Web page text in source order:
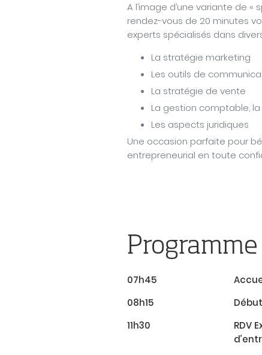
A l’image d’une variante de
rendez-vous de 20 minutes
experts spécialisés dans
La stratégie marketing
Les outils de
La stratégie de vente
La gestion comptable,
Les aspects juridiques
Une occasion parfaite pour
entrepreneurial en toute
Programme
07h45
08h15
11h30
RDV